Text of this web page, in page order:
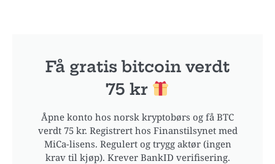
Få gratis bitcoin verdt
75 kr
Åpne konto hos norsk kryptobørs og få BTC
verdt 75 kr. Registrert hos Finanstilsynet med
MiCa-lisens. Regulert og trygg aktør (ingen
krav til kjøp). Krever BankID verifisering.